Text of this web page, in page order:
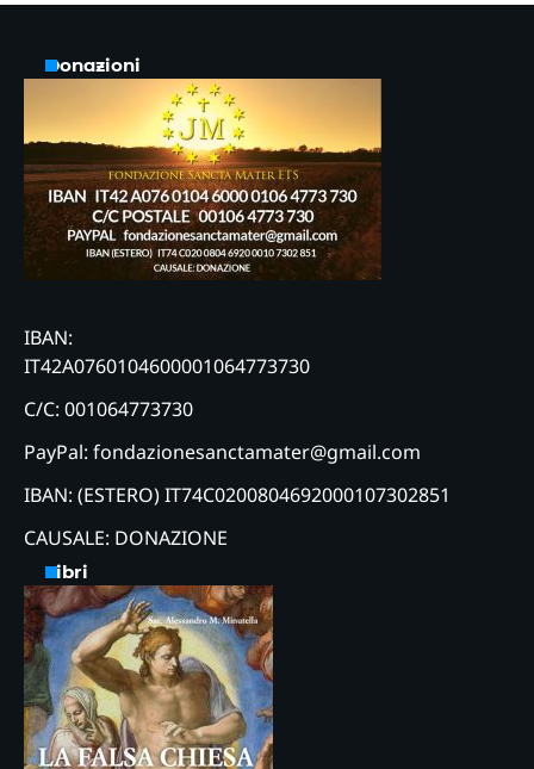
Donazioni
IBAN:
IT42A0760104600001064773730
C/C: 001064773730
PayPal: fondazionesanctamater@gmail.com
IBAN: (ESTERO) IT74C0200804692000107302851
CAUSALE: DONAZIONE
Libri